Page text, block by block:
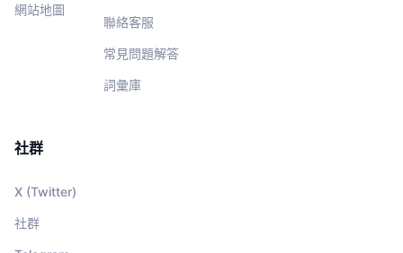
網站地圖
聯絡客服
常見問題解答
詞彙庫
社群
X (Twitter)
社群